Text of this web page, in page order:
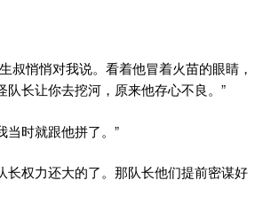
叔悄悄对我说。看着他冒着火苗的眼睛，
队长让你去挖河，原来他存心不良。”
当时就跟他拼了。”
长权力还大的了。那队长他们提前密谋好